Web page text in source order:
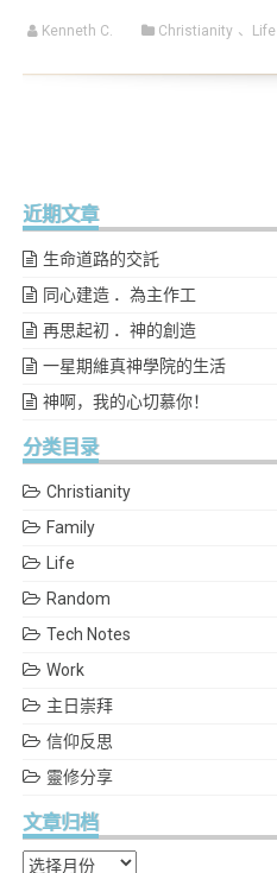
Kenneth C. Christianity 、 Life
近期文章
生命道路的交託
同心建造 ．為主作工
再思起初 ．神的創造
一星期維真神學院的生活
神啊，我的心切慕你！
分类目录
Christianity
Family
Life
Random
Tech Notes
Work
主日崇拜
信仰反思
靈修分享
文章归档
文章归档